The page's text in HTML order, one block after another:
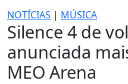
NOTÍCIAS | MÚSICA
Silence 4 de
anunciada
MEO Arena